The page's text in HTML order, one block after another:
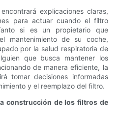
explicaciones claras,
para actuar cuando el filtro
si es un propietario que
mantenimiento de su coche,
por la salud respiratoria de
que busca mantener los
de manera eficiente, la
tomar decisiones informadas
y el reemplazo del filtro.
construcción de los filtros de